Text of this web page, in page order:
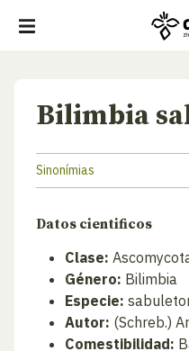
Bilimbia
Sinonímias
Datos cientificos
Clase:
Género: Bilimbia
Especie:
Autor: (Schreb.)
Comestibilidad: